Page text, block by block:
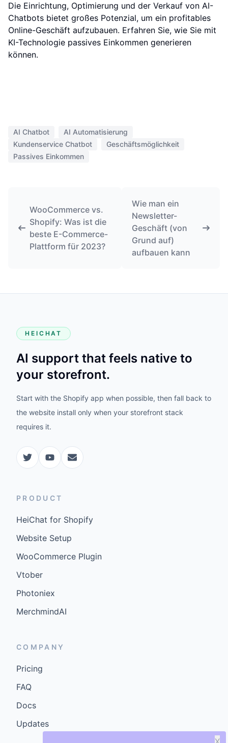
Die Einrichtung, Optimierung und der Verkauf von AI-
Chatbots bietet großes Potenzial, um ein profitables
Online-Geschäft aufzubauen. Erfahren Sie, wie Sie mit
KI-Technologie passives Einkommen generieren
können.
AI Chatbot
AI Automatisierung
Kundenservice Chatbot
Geschäftsmöglichkeit
Passives Einkommen
WooCommerce vs.
Shopify: Was ist die
beste E-Commerce-
Plattform für 2023?
Wie man ein
Newsletter-
Geschäft (von
Grund auf)
aufbauen kann
HEICHAT
AI support that feels native to
your storefront.
Start with the Shopify app when possible, then fall back to
the website install only when your storefront stack
requires it.
PRODUCT
HeiChat for Shopify
Website Setup
WooCommerce Plugin
Vtober
Photoniex
MerchmindAI
COMPANY
Pricing
FAQ
Docs
Updates